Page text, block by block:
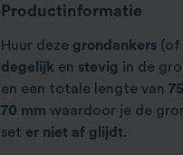
Productinformatie
Huur deze grondankers (of
degelijk en stevig in de
en een totale lengte van
70 mm waardoor je de
set er niet af glijdt.